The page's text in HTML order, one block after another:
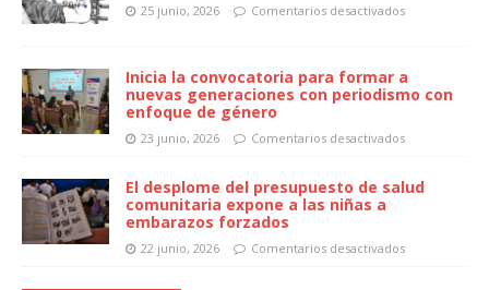
25 junio, 2026 Comentarios desactivados
Inicia la convocatoria para formar a
nuevas generaciones con periodismo con
enfoque de género
23 junio, 2026 Comentarios desactivados
El desplome del presupuesto de salud
comunitaria expone a las niñas a
embarazos forzados
22 junio, 2026 Comentarios desactivados